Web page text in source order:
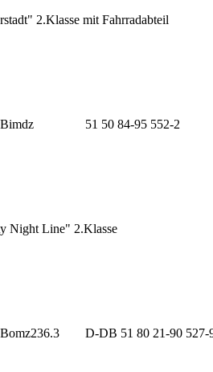
2.Klasse mit Fahrradabteil
Bimdz 51 50 84-95 552-2
Night Line" 2.Klasse
Bomz236.3 D-DB 51 80 21-90 527-